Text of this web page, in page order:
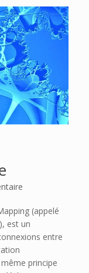
(appelé
est un
entre
principe